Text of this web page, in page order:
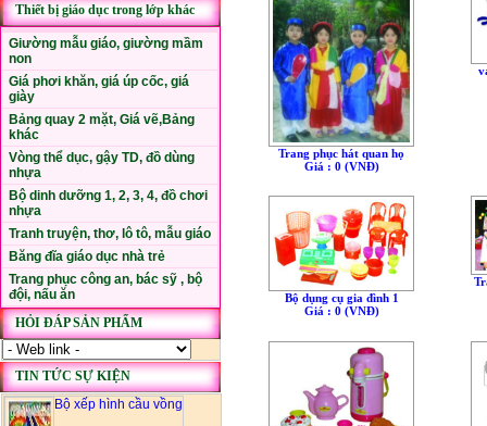
Thiết bị giáo dục trong lớp khác
Giường mẫu giáo, giường mầm
non
Giá phơi khăn, giá úp cốc, giá
giày
Bảng quay 2 mặt, Giá vẽ,Bảng
khác
Vòng thể dục, gậy TD, đồ dùng
nhựa
Bộ dinh dưỡng 1, 2, 3, 4, đồ chơi
nhựa
Tranh truyện, thơ, lô tô, mẫu giáo
Băng đĩa giáo dục nhà trẻ
Trang phục công an, bác sỹ , bộ
đội, nấu ăn
HỎI ĐÁP SẢN PHẨM
TIN TỨC SỰ KIỆN
Bộ xếp hình cầu vồng
Trang phục hát quan họ
Giá : 0 (VNÐ)
Bộ dụng cụ gia đình 1
Giá : 0 (VNÐ)